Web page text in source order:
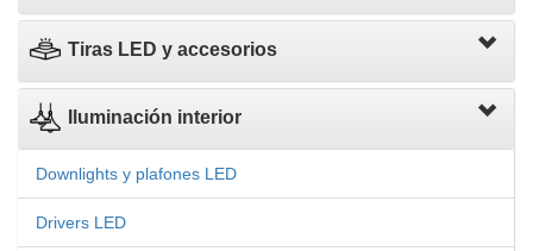
Tiras LED y accesorios
Iluminación interior
Downlights y plafones LED
Drivers LED